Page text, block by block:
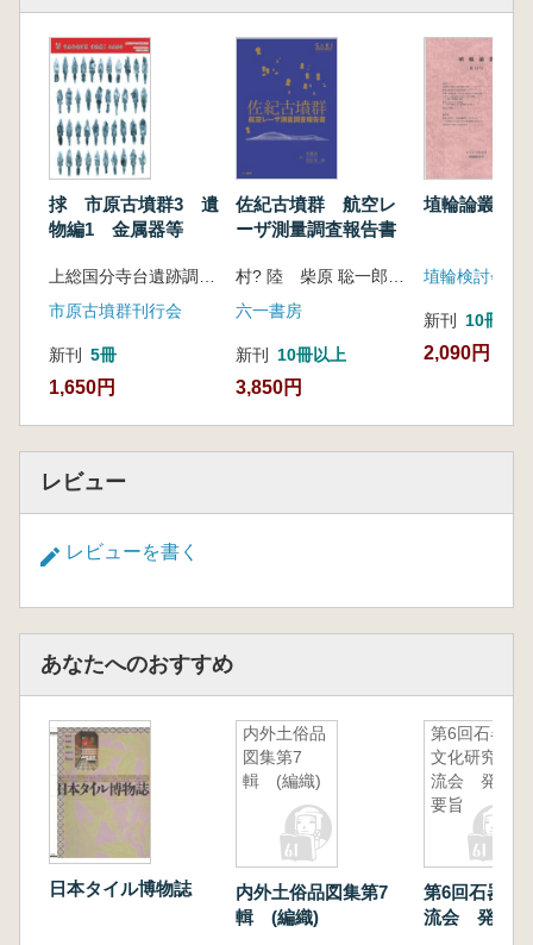
捄 市原古墳群3 遺
物編1 金属器等
上総国分寺台遺跡調査団 編
市原古墳群刊行会
新刊 5冊
1,650円
佐紀古墳群 航空レ
ーザ測量調査報告書
村? 陸 柴原 聡一郎 著
六一書房
新刊 10冊以上
3,850円
埴輪論叢
埴輪検討会
新刊 10冊以上
2,090円
レビュー
レビューを書く
あなたへのおすすめ
日本タイル博物誌
内外土俗品
図集第7
輯 (編織)
内外土俗品図集第7
輯 (編織)
第6回石器
文化研究交
流会 発表
要旨
第6回石器文
流会 発表要